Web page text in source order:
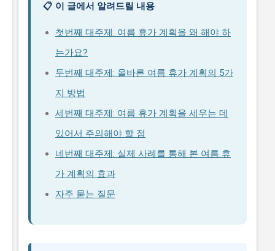
📋 이 글에서 알려드릴 내용
첫번째 대주제: 여름 휴가 계획을 왜 해야 하
는가요?
두번째 대주제: 올바른 여름 휴가 계획의 5가
지 방법
세번째 대주제: 여름 휴가 계획을 세우는 데
있어서 주의해야 할 점
네번째 대주제: 실제 사례를 통해 본 여름 휴
가 계획의 효과
자주 묻는 질문